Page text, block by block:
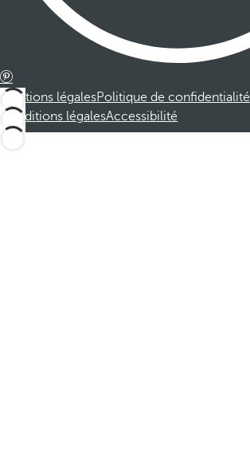
Mentions légalesPolitique de confidentialité
Conditions légalesAccessibilité